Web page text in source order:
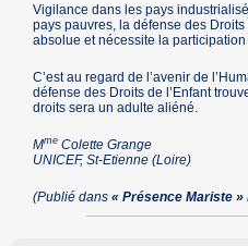
Vigilance dans les pays
pays pauvres, la défense des
absolue et nécessite la participation
C’est au regard de l’avenir de
défense des Droits de l’Enfant
droits sera un adulte aliéné.
Mme Colette Grange
UNICEF, St-Etienne (Loire)
(Publié dans« Présence Mariste »